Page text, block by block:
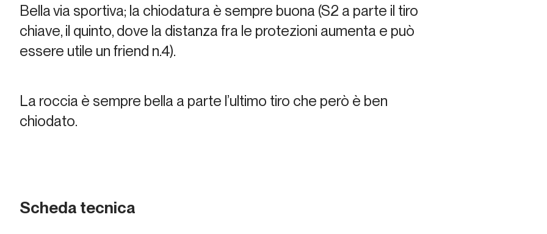
Bella via sportiva; la chiodatura è sempre buona (S2 a parte il tiro
chiave, il quinto, dove la distanza fra le protezioni aumenta e può
essere utile un friend n.4).
La roccia è sempre bella a parte l’ultimo tiro che però è ben
chiodato.
Scheda tecnica